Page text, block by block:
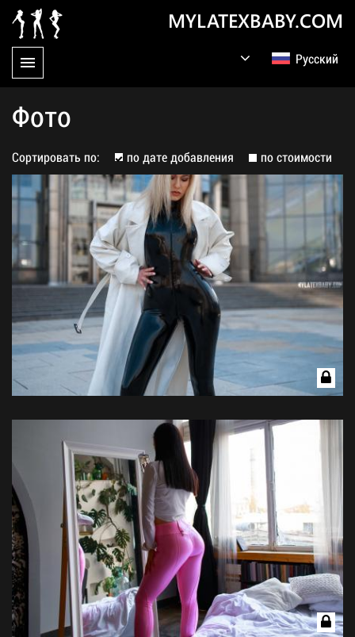
MYLATEXBABY.COM
Русский
Фото
Сортировать по: по дате добавления по стоимости